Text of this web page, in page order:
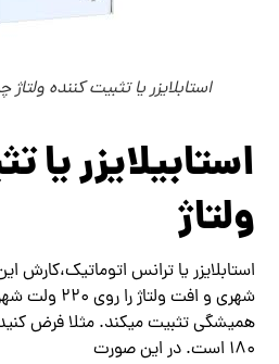
استابلایزر یا تثبیت کننده
استابیلایزر یا
ولتاژ
استابلایزر یا ترانس
شهری و افت
همیشگی تثبیت میکند. مثلا فرض
۱۸۰ است. در این صورت